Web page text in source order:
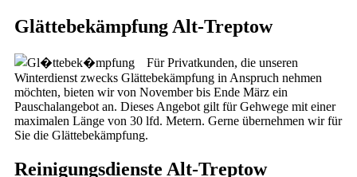
Glättebekämpfung Alt-Treptow
Für Privatkunden, die unseren
Winterdienst zwecks Glättebekämpfung in Anspruch nehmen
möchten, bieten wir von November bis Ende März ein
Pauschalangebot an. Dieses Angebot gilt für Gehwege mit einer
maximalen Länge von 30 lfd. Metern. Gerne übernehmen wir für
Sie die Glättebekämpfung.
Reinigungsdienste Alt-Treptow